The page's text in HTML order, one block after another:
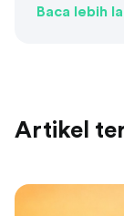
Baca lebih
Artikel